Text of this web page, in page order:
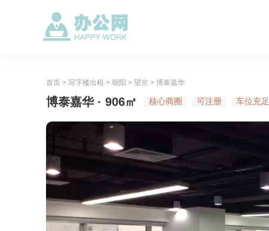
首页 > 写字楼出租 > 朝阳 > 望京 > 博泰嘉华
博泰嘉华 · 906㎡ 核心商圈 可注册 车位充足